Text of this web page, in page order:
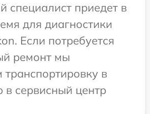
специалист приедет в
для диагностики
Если потребуется
ремонт мы
транспортировку в
в сервисный центр